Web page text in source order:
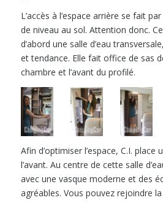
L’accès à l’espace arrière se fait
de niveau au sol. Attention donc.
d’abord une salle d’eau
et tendance. Elle fait office de sas
chambre et l’avant du profilé.
Afin d’optimiser l’espace, C.I.
l’avant. Au centre de cette salle
avec une vasque moderne et des
agréables. Vous pouvez rejoindre